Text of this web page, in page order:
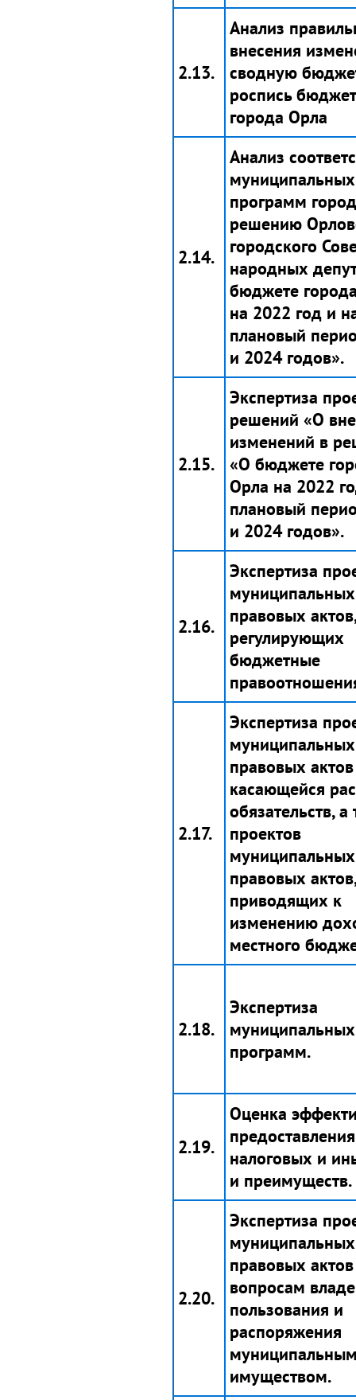
2.13.
Анализ
внесения
сводную
роспись
города Орла
2.14.
Анализ
муниципальных
программ
решению
городского
народных
бюджете
на 2022 год и
плановый
и 2024 годов».
2.15.
Экспертиза
решений «О
изменений в
«О бюджете
Орла на 2022
плановый
и 2024 годов».
2.16.
Экспертиза
муниципальных
правовых актов,
регулирующих
бюджетные
2.17.
Экспертиза
муниципальных
правовых актов
касающейся
обязательств, а
проектов
муниципальных
правовых актов,
приводящих к
изменению
местного
2.18.
Экспертиза
муниципальных
программ.
2.19.
Оценка
предоставления
налоговых и
и преимуществ.
2.20.
Экспертиза
муниципальных
правовых
вопросам
пользования и
распоряжения
имуществом.